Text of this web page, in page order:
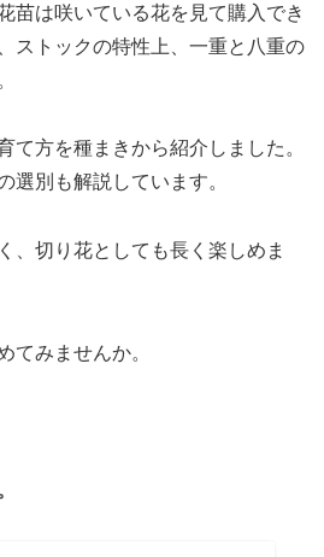
苗は咲いている花を見て購入でき
ストックの特性上、一重と八重の
て方を種まきから紹介しました。
選別も解説しています。
、切り花としても長く楽しめま
てみませんか。